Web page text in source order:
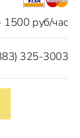
1500 руб/час
325-3003